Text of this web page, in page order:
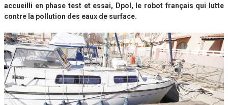
accueilli en phase test et essai, Dpol, le robot français qui lutte
contre la pollution des eaux de surface.